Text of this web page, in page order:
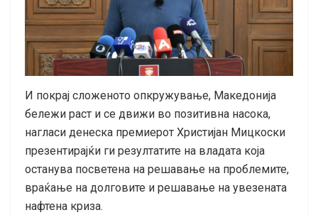
И покрај сложеното опкружување, Македонија
бележи раст и се движи во позитивна насока,
нагласи денеска премиерот Христијан Мицкоски
презентирајќи ги резултатите на владата која
останува посветена на решавање на проблемите,
враќање на долговите и решавање на увезената
нафтена криза.